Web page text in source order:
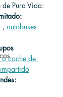
Pura Vida:
, autobuses
coche de